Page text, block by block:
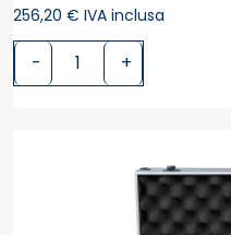
256,20 € IVA inclusa
- +